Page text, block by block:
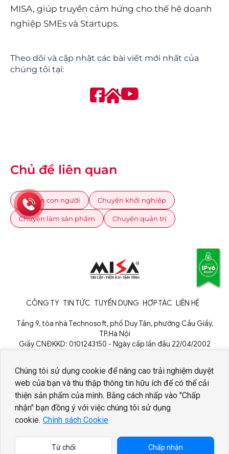
Chúng tôi sử dụng cookie để nâng cao trải nghiệm duyệt
web của bạn và thu thập thông tin hữu ích để có thể cải
thiện sản phẩm của mình. Bằng cách nhấp vào "Chấp
nhận" bạn đồng ý với việc chúng tôi sử dụng
cookie. Chính sách Cookie
Từ chối Chấp nhận
MISA, giúp truyền cảm hứng cho thế hệ doanh
nghiệp SMEs và Startups.
Theo dõi và cập nhật các bài viết mới nhất của
chúng tôi tại:
Chủ đề liên quan
Chuyện con người Chuyện khởi nghiệp
Chuyện làm sản phẩm Chuyện quản trị
CÔNG TY TIN TỨC TUYỂN DỤNG HỢP TÁC LIÊN HỆ
Tầng 9, tòa nhà Technosoft, phố Duy Tân, phường Cầu Giấy,
TP.Hà Nội
Giấy CNĐKKD: 0101243150 - Ngày cấp lần đầu 22/04/2002
TP. Hà Nội
Copyright © 1994 - 2026 MISA JSC
Chính sách bảo vệ dữ liệu cá